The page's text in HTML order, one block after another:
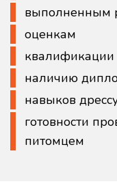
выполненным
оценкам
квалификации
наличию
навыков
готовности
питомцем